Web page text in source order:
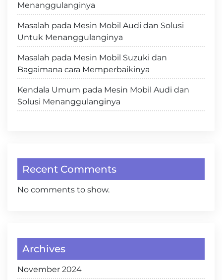
Menanggulanginya
Masalah pada Mesin Mobil Audi dan Solusi
Untuk Menanggulanginya
Masalah pada Mesin Mobil Suzuki dan
Bagaimana cara Memperbaikinya
Kendala Umum pada Mesin Mobil Audi dan
Solusi Menanggulanginya
Recent Comments
No comments to show.
Archives
November 2024